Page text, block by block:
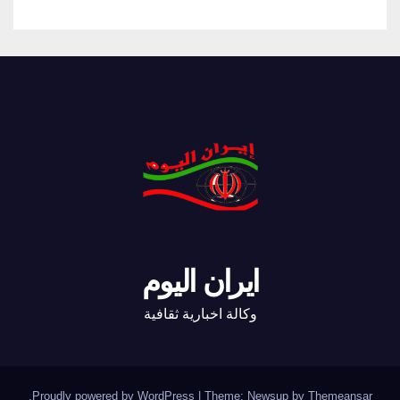
ايران اليوم
وكالة اخبارية ثقافية
Proudly powered by WordPress Theme: Newsup by Themeansar
.